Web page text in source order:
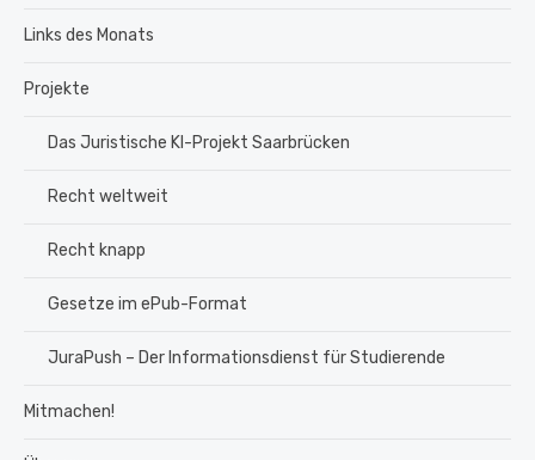
Links des Monats
Projekte
Das Juristische KI-Projekt Saarbrücken
Recht weltweit
Recht knapp
Gesetze im ePub-Format
JuraPush – Der Informationsdienst für Studierende
Mitmachen!